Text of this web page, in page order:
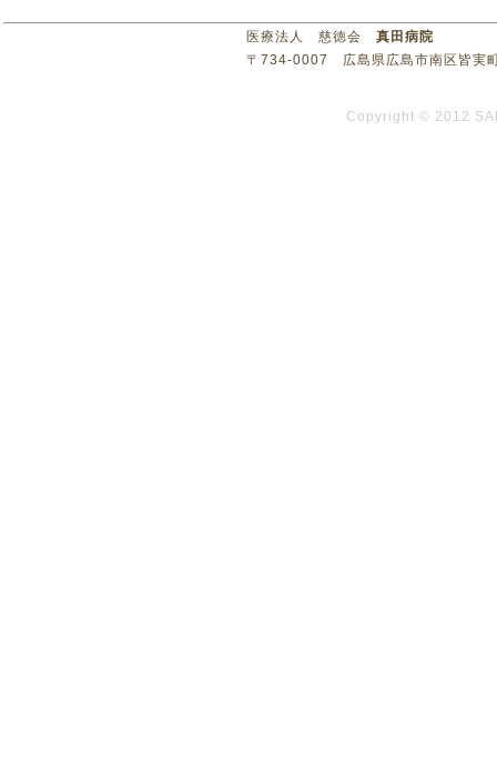
医療法人 慈徳会 真田病院
〒734-0007 広島県広島市南区皆
Copyright © 2012